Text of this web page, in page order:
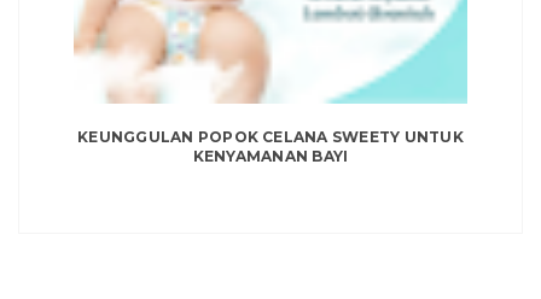
KEUNGGULAN POPOK CELANA SWEETY UNTUK
KENYAMANAN BAYI